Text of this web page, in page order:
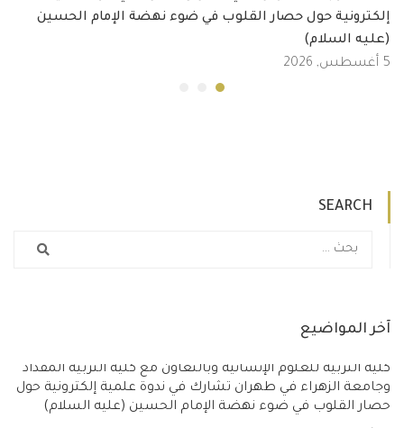
إلكترونية حول حصار القلوب في ضوء نهضة الإمام الحسين
(عليه السلام)
5 أغسطس, 2026
SEARCH
آخر المواضيع
كلية التربية للعلوم الإنسانية وبالتعاون مع كلية التربية المقداد
وجامعة الزهراء في طهران تشارك في ندوة علمية إلكترونية حول
حصار القلوب في ضوء نهضة الإمام الحسين (عليه السلام)